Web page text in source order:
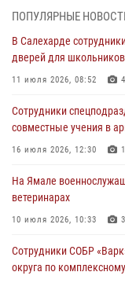
03 августа 2026, 07:21
Генерал-полковник
молодёжном
03 августа 2026, 06:54
Директор Росгвардии
поздравил
праздником
Сотрудники СОБР
30 июля 2026, 09:34 1
Офицеры спецназа
сотрудников
ПОПУЛЯРНЫЕ
В Салехарде
дверей для школьников
11 июля 2026, 08:52 4
Сотрудники
совместные учения в
16 июля 2026, 12:30
На Ямале
ветеринарах
10 июля 2026, 10:33 3
Сотрудники СОБР
округа по